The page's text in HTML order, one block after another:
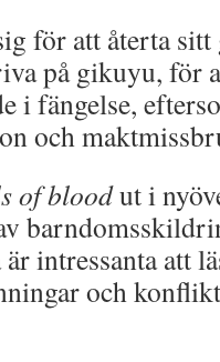
för att återta
på gikuyu, för
i fängelse,
och
of bloodut i
intressanta att
och